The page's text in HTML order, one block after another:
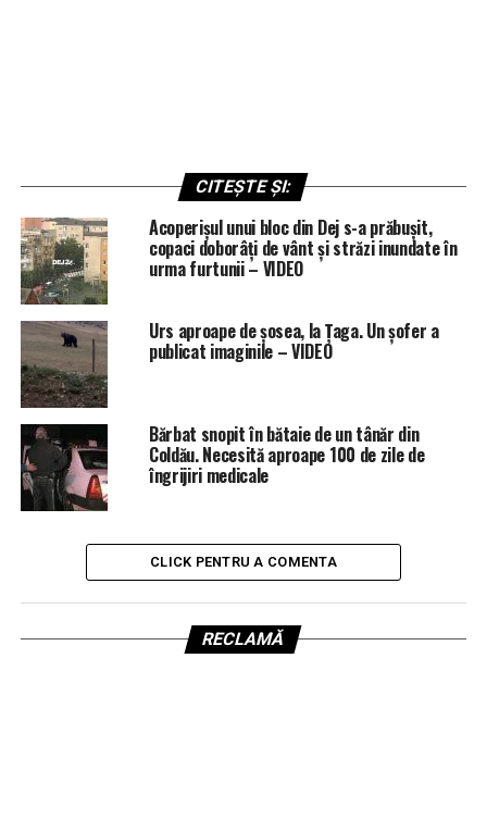
CITEȘTE ȘI:
Acoperișul unui bloc din Dej s-a prăbușit,
copaci doborâți de vânt și străzi inundate în
urma furtunii – VIDEO
Urs aproape de șosea, la Țaga. Un șofer a
publicat imaginile – VIDEO
Bărbat snopit în bătaie de un tânăr din
Coldău. Necesită aproape 100 de zile de
îngrijiri medicale
CLICK PENTRU A COMENTA
RECLAMĂ